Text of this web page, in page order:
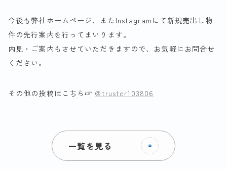
今後も弊社ホームページ、またInstagramにて新規売出し物
件の先行案内を行ってまいります。
内見・ご案内もさせていただきますので、お気軽にお問合せ
ください。
その他の投稿はこちら☞ @truster103806
一覧を見る